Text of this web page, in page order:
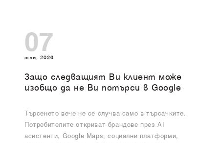
07
юли, 2026
Защо следващият Ви клиент може
изобщо да не Ви потърси в Google
Търсенето вече не се случва само в търсачките.
Потребителите откриват брандове през AI
асистенти, Google Maps, социални платформи,